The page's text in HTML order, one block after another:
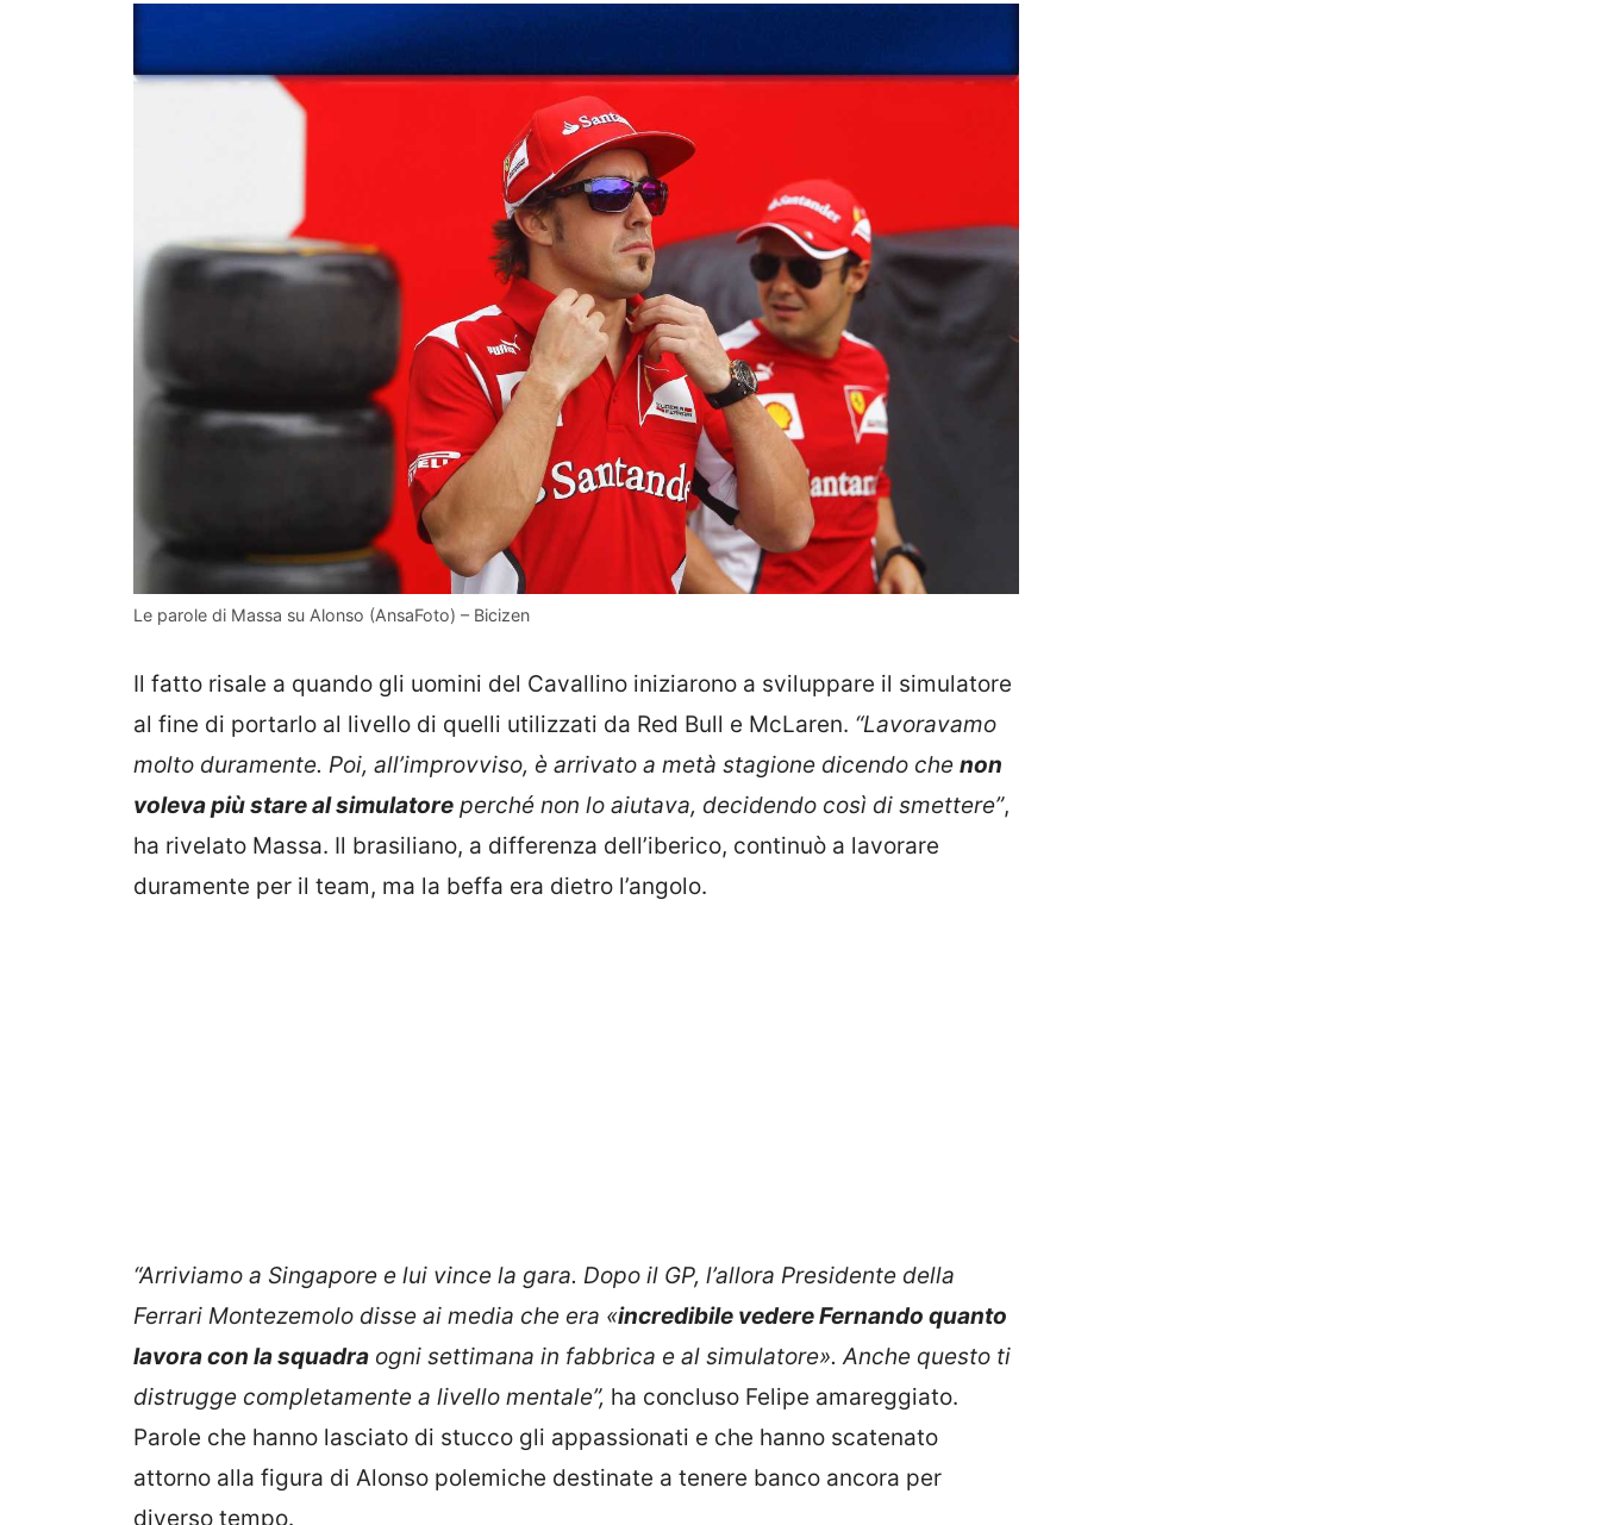
Le parole di Massa su Alonso (AnsaFoto) – Bicizen
Il fatto risale a quando gli uomini del Cavallino iniziarono a sviluppare il simulatore
al fine di portarlo al livello di quelli utilizzati da Red Bull e McLaren. “Lavoravamo
molto duramente. Poi, all’improvviso, è arrivato a metà stagione dicendo che non
voleva più stare al simulatore perché non lo aiutava, decidendo così di smettere”,
ha rivelato Massa. Il brasiliano, a differenza dell’iberico, continuò a lavorare
duramente per il team, ma la beffa era dietro l’angolo.
“Arriviamo a Singapore e lui vince la gara. Dopo il GP, l’allora Presidente della
Ferrari Montezemolo disse ai media che era «incredibile vedere Fernando quanto
lavora con la squadra ogni settimana in fabbrica e al simulatore». Anche questo ti
distrugge completamente a livello mentale”, ha concluso Felipe amareggiato.
Parole che hanno lasciato di stucco gli appassionati e che hanno scatenato
attorno alla figura di Alonso polemiche destinate a tenere banco ancora per
diverso tempo.